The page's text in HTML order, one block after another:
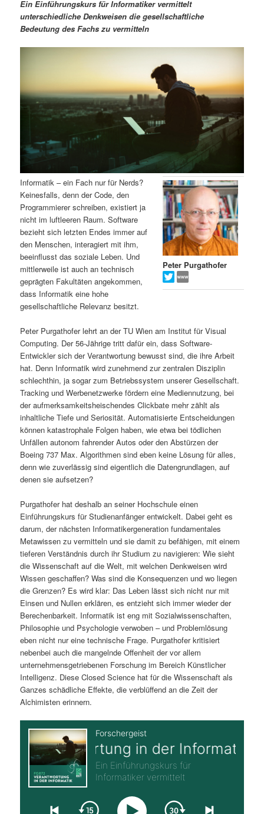
ä
r
n
n
l
t
s
p
r
i
n
g
e
n
n
d
r
n
h
a
l
t
s
p
r
i
n
g
e
n
n
a
v
i
o
Ein Einführungskurs für Informatiker vermittelt
unterschiedliche Denkweisen die gesellschaftliche
Bedeutung des Fachs zu vermitteln
Peter Purgathofer
Informatik – ein Fach nur für Nerds?
Keinesfalls, denn der Code, den
Programmierer schreiben, existiert ja
nicht im luftleeren Raum. Software
bezieht sich letzten Endes immer auf
den Menschen, interagiert mit ihm,
beeinflusst das soziale Leben. Und
mittlerweile ist auch an technisch
geprägten Fakultäten angekommen,
dass Informatik eine hohe
gesellschaftliche Relevanz besitzt.
Peter Purgathofer lehrt an der TU Wien am Institut für Visual
Computing. Der 56-Jährige tritt dafür ein, dass Software-
Entwickler sich der Verantwortung bewusst sind, die ihre Arbeit
hat. Denn Informatik wird zunehmend zur zentralen Disziplin
schlechthin, ja sogar zum Betriebssystem unserer Gesellschaft.
Tracking und Werbenetzwerke fördern eine Mediennutzung, bei
der aufmerksamkeitsheischendes Clickbate mehr zählt als
inhaltliche Tiefe und Seriosität. Automatisierte Entscheidungen
können katastrophale Folgen haben, wie etwa bei tödlichen
Unfällen autonom fahrender Autos oder den Abstürzen der
Boeing 737 Max. Algorithmen sind eben keine Lösung für alles,
denn wie zuverlässig sind eigentlich die Datengrundlagen, auf
denen sie aufsetzen?
Purgathofer hat deshalb an seiner Hochschule einen
Einführungskurs für Studienanfänger entwickelt. Dabei geht es
darum, der nächsten Informatikergeneration fundamentales
Metawissen zu vermitteln und sie damit zu befähigen, mit einem
tieferen Verständnis durch ihr Studium zu navigieren: Wie sieht
die Wissenschaft auf die Welt, mit welchen Denkweisen wird
Wissen geschaffen? Was sind die Konsequenzen und wo liegen
die Grenzen? Es wird klar: Das Leben lässt sich nicht nur mit
Einsen und Nullen erklären, es entzieht sich immer wieder der
Berechenbarkeit. Informatik ist eng mit Sozialwissenschaften,
Philosophie und Psychologie verwoben – und Problemlösung
eben nicht nur eine technische Frage. Purgathofer kritisiert
nebenbei auch die mangelnde Offenheit der vor allem
unternehmensgetriebenen Forschung im Bereich Künstlicher
Intelligenz. Diese Closed Science hat für die Wissenschaft als
Ganzes schädliche Effekte, die verblüffend an die Zeit der
Alchimisten erinnern.